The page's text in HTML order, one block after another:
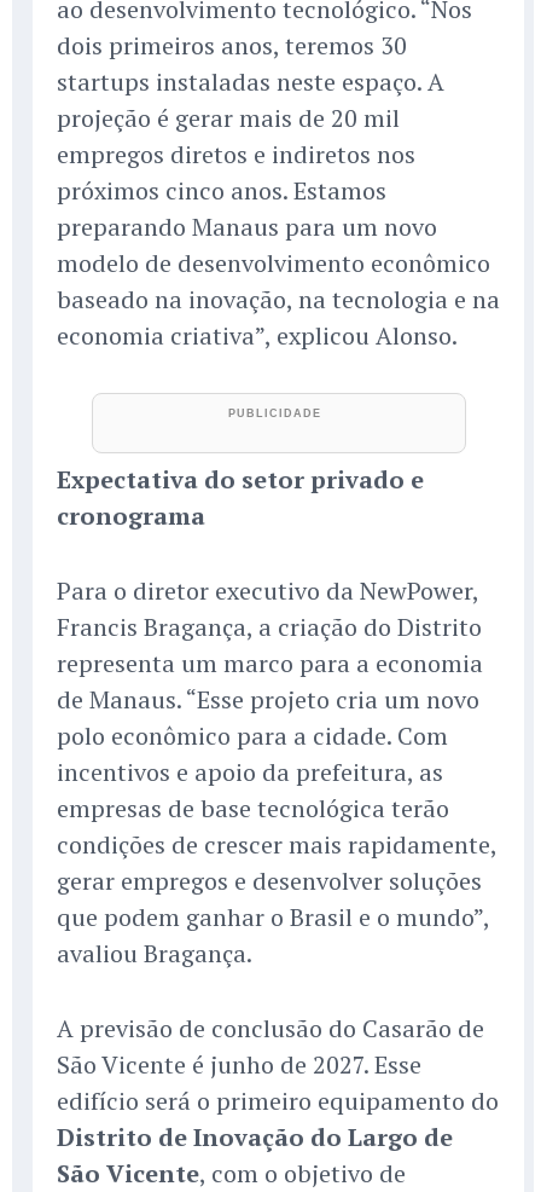
ao desenvolvimento tecnológico. “Nos
dois primeiros anos, teremos 30
startups instaladas neste espaço. A
projeção é gerar mais de 20 mil
empregos diretos e indiretos nos
próximos cinco anos. Estamos
preparando Manaus para um novo
modelo de desenvolvimento econômico
baseado na inovação, na tecnologia e na
economia criativa”, explicou Alonso.
Expectativa do setor privado e
cronograma
Para o diretor executivo da NewPower,
Francis Bragança, a criação do Distrito
representa um marco para a economia
de Manaus. “Esse projeto cria um novo
polo econômico para a cidade. Com
incentivos e apoio da prefeitura, as
empresas de base tecnológica terão
condições de crescer mais rapidamente,
gerar empregos e desenvolver soluções
que podem ganhar o Brasil e o mundo”,
avaliou Bragança.
A previsão de conclusão do Casarão de
São Vicente é junho de 2027. Esse
edifício será o primeiro equipamento do
Distrito de Inovação do Largo de
São Vicente, com o objetivo de